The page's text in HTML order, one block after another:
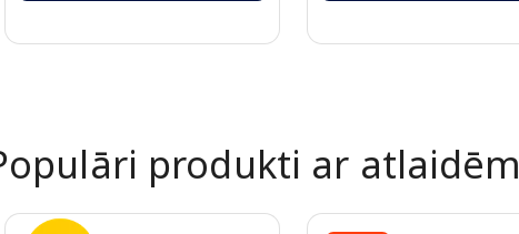
produkti ar atlaidēm